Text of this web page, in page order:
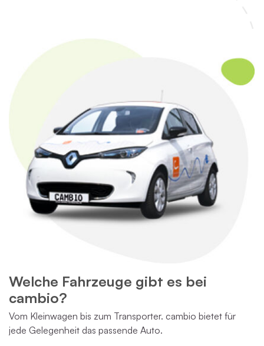
Welche Fahrzeuge gibt es bei
cambio?
Vom Kleinwagen bis zum Transporter. cambio bietet für
jede Gelegenheit das passende Auto.